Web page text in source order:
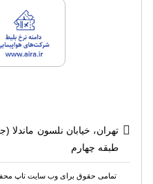
طبقه چهارم
تمامی حقوق برای وب سایت تاپ